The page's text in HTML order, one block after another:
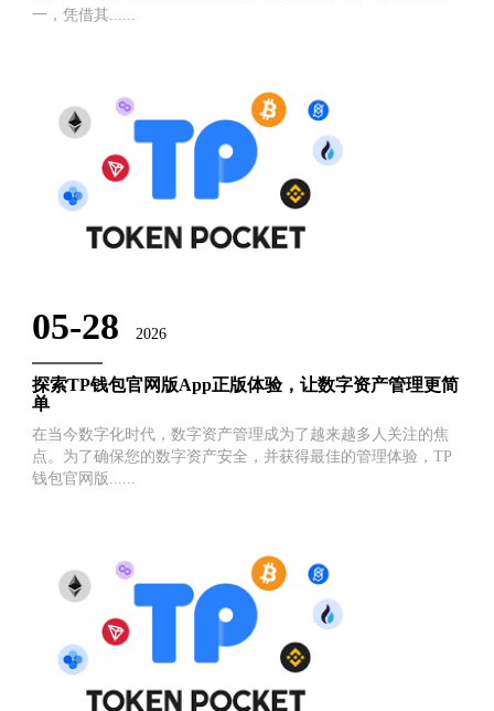
一，凭借其......
05-28 2026
探索TP钱包官网版App正版体验，让数字资产管理更简
单
在当今数字化时代，数字资产管理成为了越来越多人关注的焦
点。为了确保您的数字资产安全，并获得最佳的管理体验，TP
钱包官网版......